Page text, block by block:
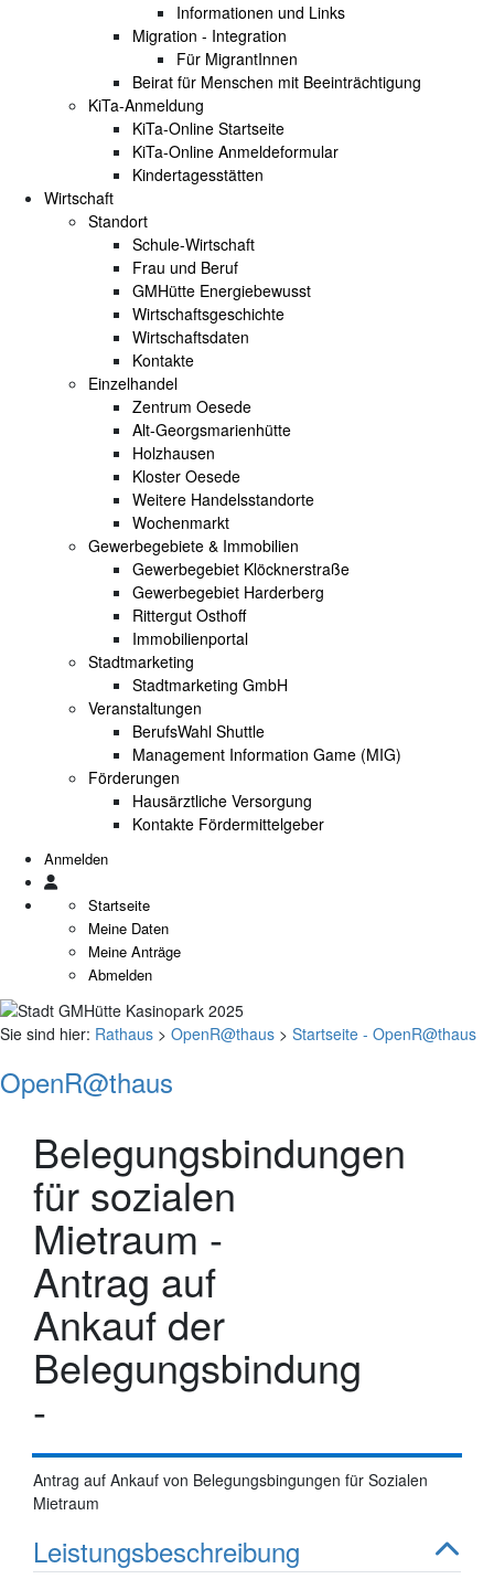
Informationen und Links
Migration - Integration
Für MigrantInnen
Beirat für Menschen mit Beeinträchtigung
KiTa-Anmeldung
KiTa-Online Startseite
KiTa-Online Anmeldeformular
Kindertagesstätten
Wirtschaft
Standort
Schule-Wirtschaft
Frau und Beruf
GMHütte Energiebewusst
Wirtschaftsgeschichte
Wirtschaftsdaten
Kontakte
Einzelhandel
Zentrum Oesede
Alt-Georgsmarienhütte
Holzhausen
Kloster Oesede
Weitere Handelsstandorte
Wochenmarkt
Gewerbegebiete & Immobilien
Gewerbegebiet Klöcknerstraße
Gewerbegebiet Harderberg
Rittergut Osthoff
Immobilienportal
Stadtmarketing
Stadtmarketing GmbH
Veranstaltungen
BerufsWahl Shuttle
Management Information Game (MIG)
Förderungen
Hausärztliche Versorgung
Kontakte Fördermittelgeber
Anmelden
Startseite
Meine Daten
Meine Anträge
Abmelden
Sie sind hier: Rathaus > OpenR@thaus > Startseite - OpenR@thaus
OpenR@thaus
Belegungsbindungen
für sozialen
Mietraum -
Antrag auf
Ankauf der
Belegungsbindung
-
Antrag auf Ankauf von Belegungsbingungen für Sozialen
Mietraum
Leistungsbeschreibung